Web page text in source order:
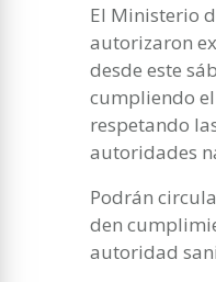
El Ministerio
autorizaron
desde este
cumpliendo
respetando
autoridades
Podrán
den
autoridad